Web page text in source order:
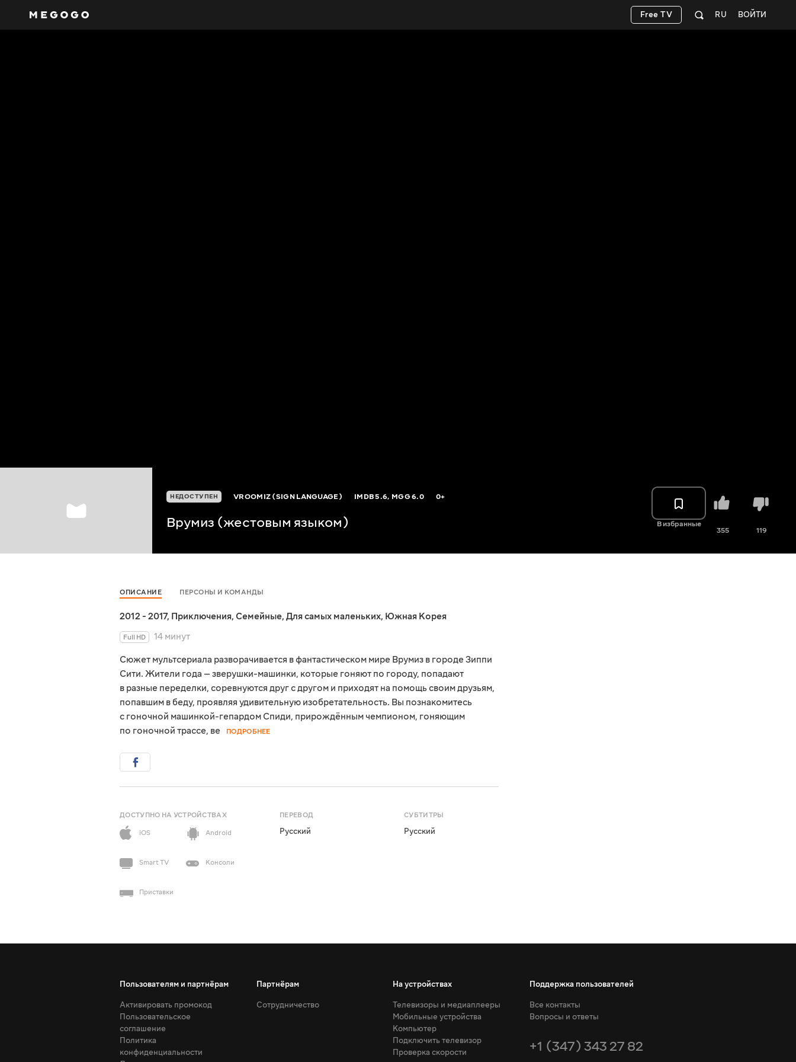
ВОЙТИ
RU
Free TV
НЕДОСТУПЕН VROOMIZ (SIGN LANGUAGE) IMDB5.6, MGG6.0 0+
Врумиз (жестовым языком) В избранные
355 119
ОПИСАНИЕ ПЕРСОНЫ И КОМАНДЫ
2012 - 2017, Приключения, Семейные, Для самых маленьких, Южная Корея
Full HD
14 минут
Сюжет мультсериала разворачивается в фантастическом мире Врумиз в городе Зиппи
Сити. Жители года — зверушки-машинки, которые гоняют по городу, попадают
в разные переделки, соревнуются друг с другом и приходят на помощь своим друзьям,
попавшим в беду, проявляя удивительную изобретательность. Вы познакомитесь
с гоночной машинкой-гепардом Спиди, прирождённым чемпионом, гоняющим
по гоночной трассе, ве
ПОДРОБНЕЕ
ДОСТУПНО НА УСТРОЙСТВАХ
iOS
Android
Smart TV Консоли
Приставки
ПЕРЕВОД
Русский
СУБТИТРЫ
Русский
Пользователям и партнёрам
Активировать промокод
Пользовательское
соглашение
Политика
конфиденциальности
Партнёрам
Сотрудничество
На устройствах
Телевизоры и медиаплееры
Мобильные устройства
Компьютер
Подключить телевизор
Проверка скорости
Поддержка пользователей
Все контакты
Вопросы и ответы
+1 (347) 343 27 82